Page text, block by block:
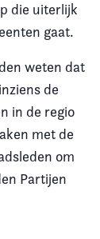
die uiterlijk
gaat.
weten dat
de
in de regio
met de
om
Partijen